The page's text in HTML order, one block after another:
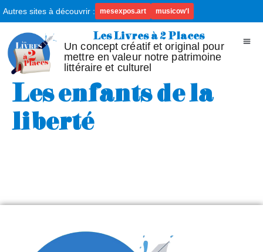
Autres sites à découvrir : mesexpos.art musicow'l
Les Livres à 2 Places
Un concept créatif et original pour
mettre en valeur notre patrimoine
littéraire et culturel
Les enfants de la
liberté